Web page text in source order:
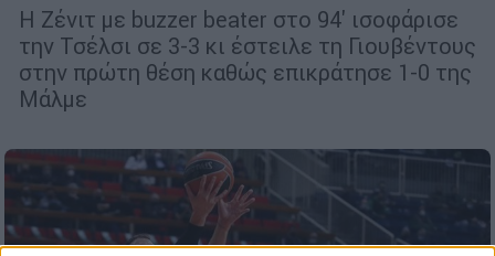
Η Ζένιτ με buzzer beater στο 94' ισοφάρισε
την Τσέλσι σε 3-3 κι έστειλε τη Γιουβέντους
στην πρώτη θέση καθώς επικράτησε 1-0 της
Μάλμε